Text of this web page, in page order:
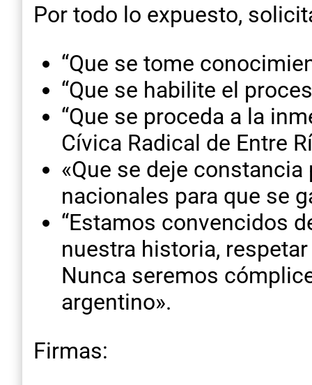
Por todo lo expuesto,
“Que se tome
“Que se habilite el
“Que se proceda a la
Cívica Radical de Entre
«Que se deje
nacionales para que se
“Estamos convencidos
nuestra historia,
Nunca seremos
argentino».
Firmas: